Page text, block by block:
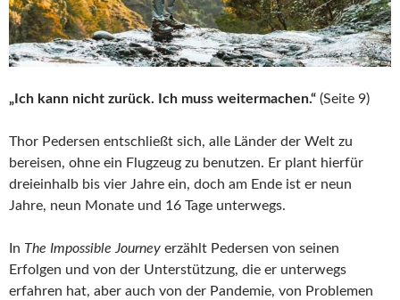
„Ich kann nicht zurück. Ich muss weitermachen.“ (Seite 9)
Thor Pedersen entschließt sich, alle Länder der Welt zu
bereisen, ohne ein Flugzeug zu benutzen. Er plant hierfür
dreieinhalb bis vier Jahre ein, doch am Ende ist er neun
Jahre, neun Monate und 16 Tage unterwegs.
In The Impossible Journey erzählt Pedersen von seinen
Erfolgen und von der Unterstützung, die er unterwegs
erfahren hat, aber auch von der Pandemie, von Problemen